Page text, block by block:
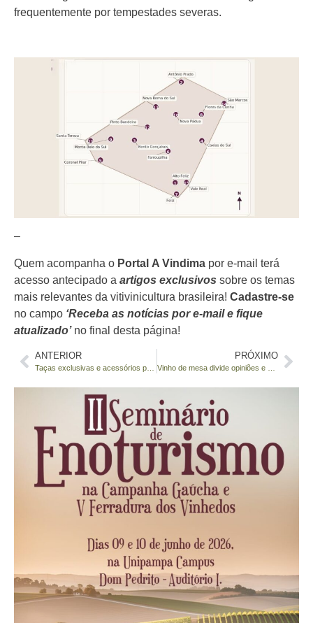
frequentemente por tempestades severas.
–
Quem acompanha o Portal A Vindima por e-mail terá
acesso antecipado a artigos exclusivos sobre os temas
mais relevantes da vitivinicultura brasileira! Cadastre-se
no campo ‘Receba as notícias por e-mail e fique
atualizado’no final desta página!
ANTERIOR PRÓXIMO